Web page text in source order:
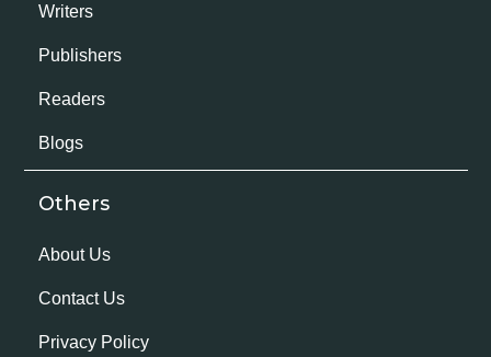
Writers
Publishers
Readers
Blogs
Others
About Us
Contact Us
Privacy Policy